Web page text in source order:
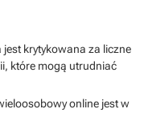
jest krytykowana za liczne
które mogą utrudniać
online jest w